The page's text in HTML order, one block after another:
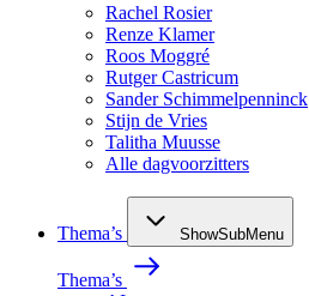
Rachel Rosier
Renze Klamer
Roos Moggré
Rutger Castricum
Sander Schimmelpenninck
Stijn de Vries
Talitha Muusse
Alle dagvoorzitters
Thema’s ShowSubMenu
Thema’s